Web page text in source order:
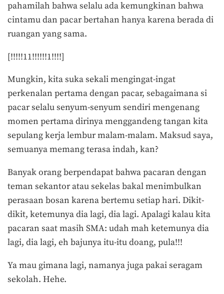
pahamilah bahwa selalu ada kemungkinan bahwa
cintamu dan pacar bertahan hanya karena berada di
ruangan yang sama.
[!!!!!11!!!!!!1!!!!]
Mungkin, kita suka sekali mengingat-ingat
perkenalan pertama dengan pacar, sebagaimana si
pacar selalu senyum-senyum sendiri mengenang
momen pertama dirinya menggandeng tangan kita
sepulang kerja lembur malam-malam. Maksud saya,
semuanya memang terasa indah, kan?
Banyak orang berpendapat bahwa pacaran dengan
teman sekantor atau sekelas bakal menimbulkan
perasaan bosan karena bertemu setiap hari. Dikit-
dikit, ketemunya dia lagi, dia lagi. Apalagi kalau kita
pacaran saat masih SMA: udah mah ketemunya dia
lagi, dia lagi, eh bajunya itu-itu doang, pula!!!
Ya mau gimana lagi, namanya juga pakai seragam
sekolah. Hehe.